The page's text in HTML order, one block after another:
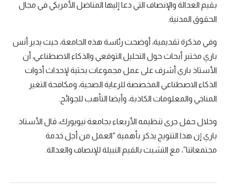
بقيم العدالة والإنصاف التي دعا إليها المناضل الأمريكي في مجال
الحقوق المدنية.
وفي مذكرة تقديمية، أوضحت رئاسة هذه الجامعة، حيث يدير أنس
باري مختبر أبحاث حول التحليل التوقعي والذكاء الاصطناعي، أن
الأستاذ باري أشرف على عمل مجموعات بحثية لإحداث أدوات
الذكاء الاصطناعي المخصصة للرعاية الصحية، ومكافحة التغير
المناخي والمعلومات الكاذبة، وأيضا التأهب للجوائح.
وخلال حفل جرى تنظيمه الأربعاء بجامعة نيويورك، قال الأستاذ
باري إن هذا التتويج يذكر بأهمية “العمل من أجل خدمة
مجتمعاتنا”، مع التشبث بالقيم النبيلة للإنصاف والعدالة.